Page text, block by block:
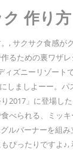
作り方
, サクサク食感
るための裏ワザ
ィズニーリゾー
ましよーー。
2017」に登場
べられる、ミッ
ルバーナーを組
ぴったりですよ